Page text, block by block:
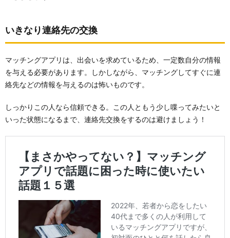
いきなり連絡先の交換
マッチングアプリは、出会いを求めているため、一定数自分の情報
を与える必要があります。しかしながら、マッチングしてすぐに連
絡先などの情報を与えるのは怖いものです。
しっかりこの人なら信頼できる。この人ともう少し喋ってみたいと
いった状態になるまで、連絡先交換をするのは避けましょう！